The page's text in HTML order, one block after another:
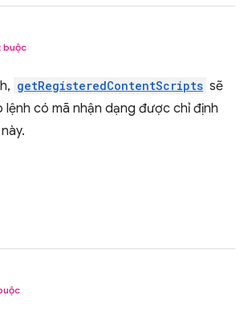
buộc
getRegisteredContentScripts sẽ
có mã nhận dạng được chỉ định